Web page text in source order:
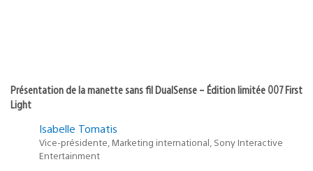
Présentation de la manette sans fil DualSense – Édition limitée 007 First
Light
Isabelle Tomatis
Vice-présidente, Marketing international, Sony Interactive
Entertainment